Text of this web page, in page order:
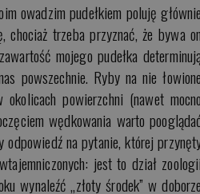
owadzim pudełkiem poluję głównie
trzeba przyznać, że bywa on
mojego pudełka
powszechnie. Ryby na nie łowione
powierzchni (nawet mocno
wędkowania warto
odpowiedź na pytanie, której
jest to dział zoologii
wynaleźć „złoty środek” w doborze